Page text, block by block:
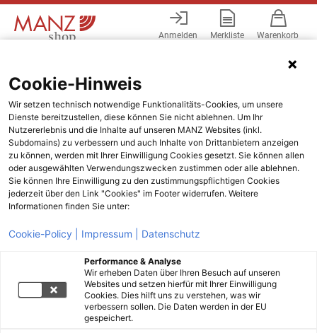
Anmelden Merkliste Warenkorb
Cookie-Hinweis
Wir setzen technisch notwendige Funktionalitäts-Cookies, um unsere
Dienste bereitzustellen, diese können Sie nicht ablehnen. Um Ihr
Nutzererlebnis und die Inhalte auf unseren MANZ Websites (inkl.
Subdomains) zu verbessern und auch Inhalte von Drittanbietern anzeigen
zu können, werden mit Ihrer Einwilligung Cookies gesetzt. Sie können allen
oder ausgewählten Verwendungszwecken zustimmen oder alle ablehnen.
Sie können Ihre Einwilligung zu den zustimmungspflichtigen Cookies
jederzeit über den Link "Cookies" im Footer widerrufen. Weitere
Informationen finden Sie unter:
Cookie-Policy | Impressum | Datenschutz
Performance & Analyse
Wir erheben Daten über Ihren Besuch auf unseren
Websites und setzen hierfür mit Ihrer Einwilligung
Cookies. Dies hilft uns zu verstehen, was wir
verbessern sollen. Die Daten werden in der EU
gespeichert.